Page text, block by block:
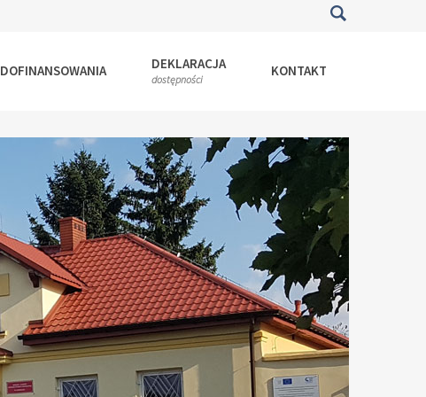
DOFINANSOWANIA DEKLARACJA
dostępności KONTAKT